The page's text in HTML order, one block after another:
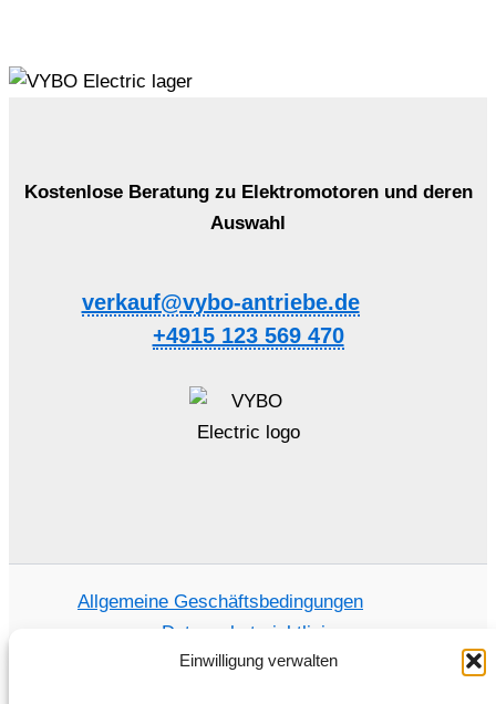
Einwilligung verwalten
Kostenlose Beratung zu Elektromotoren und deren
Auswahl
verkauf@vybo-antriebe.de
+4915 123 569 470
Allgemeine Geschäftsbedingungen
Datenschutzrichtlinie